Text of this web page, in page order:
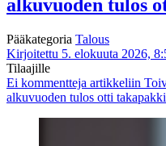
alkuvuoden tulos
Pääkategoria Talous
Kirjoitettu 5. elokuuta 2026,
Tilaajille
Ei kommentteja artikkeliin
alkuvuoden tulos otti